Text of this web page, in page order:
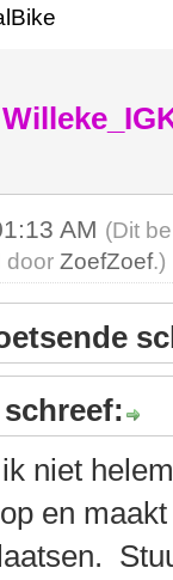
AM (Dit
doorZoefZoef.)
niet
en